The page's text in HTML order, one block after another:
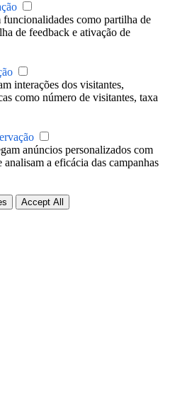
como partilha de
de feedback e ativação de
interações dos visitantes,
como número de visitantes, taxa
anúncios personalizados com
analisam a eficácia das campanhas
Accept All